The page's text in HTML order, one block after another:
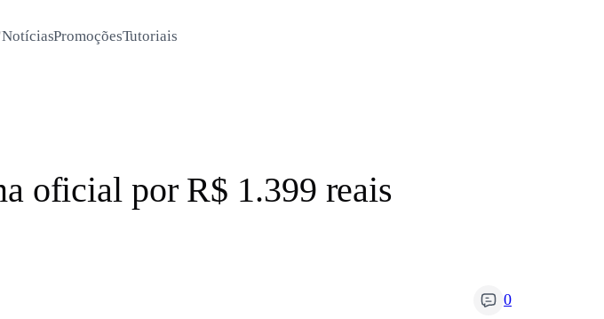
NotíciasPromoçõesTutoriais
oficial por R$ 1.399 reais
0